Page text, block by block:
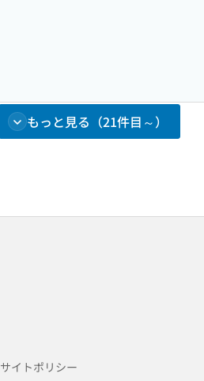
もっと見る（21件目～）
サイトポリシー